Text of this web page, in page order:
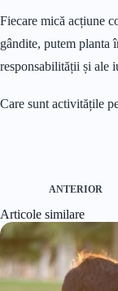
Fiecare mică acțiune
gândite, putem planta
responsabilității și ale
Care sunt activitățile
ANTERIOR
Articole similare